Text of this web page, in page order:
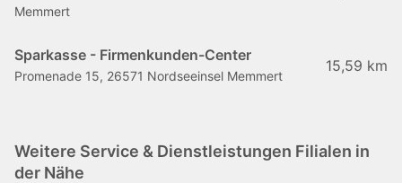
Memmert
Sparkasse - Firmenkunden-Center
Promenade 15, 26571 Nordseeinsel Memmert
15,59 km
Weitere Service & Dienstleistungen Filialen in
der Nähe